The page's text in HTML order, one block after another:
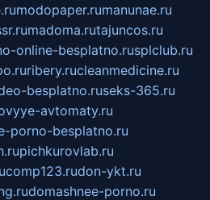
modopaper.rumanunae.ru
madoma.rutajuncos.ru
online-besplatno.rusplclub.ru
ribery.rucleanmedicine.ru
besplatno.ruseks-365.ru
avtomaty.ru
porno-besplatno.ru
pichkurovlab.ru
comp123.rudon-ykt.ru
domashnee-porno.ru